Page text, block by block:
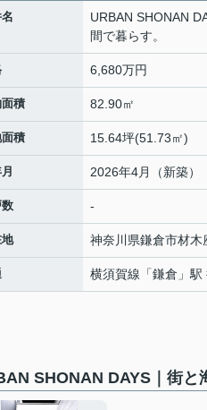
URBAN SHONAN
間で暮らす。
6,680万円
積 82.90㎡
積 15.64坪(51.73㎡)
2026年4月（新築）
-
地 神奈川県鎌倉市材木
横須賀線 「鎌倉 」
SHONAN DAYS｜街と